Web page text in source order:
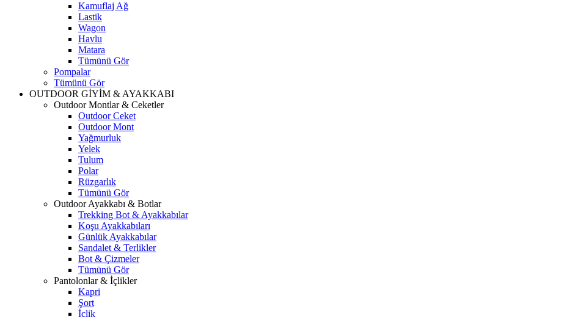
Kamuflaj Ağ
Lastik
Wagon
Havlu
Matara
Tümünü Gör
Pompalar
Tümünü Gör
OUTDOOR GİYİM & AYAKKABI
Outdoor Montlar & Ceketler
Outdoor Ceket
Outdoor Mont
Yağmurluk
Yelek
Tulum
Polar
Rüzgarlık
Tümünü Gör
Outdoor Ayakkabı & Botlar
Trekking Bot & Ayakkabılar
Koşu Ayakkabıları
Günlük Ayakkabılar
Sandalet & Terlikler
Bot & Çizmeler
Tümünü Gör
Pantolonlar & İçlikler
Kapri
Şort
İçlik